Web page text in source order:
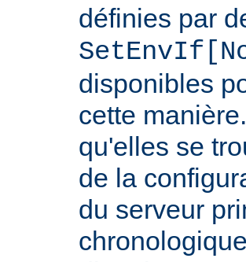
définies par
disponibles
cette
qu'elles se
de la
du serveur